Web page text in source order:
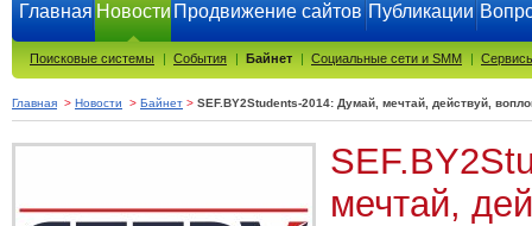
Главная Новости Продвижение сайтов Публикации
Поисковые системы | События | Байнет | Социальные сети и SMM |
Главная > Новости > Байнет > SEF.BY2Students-2014: Думай, мечтай, действуй,
мечтай,